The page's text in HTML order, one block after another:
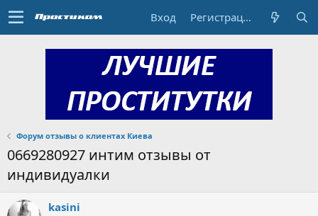
Вход Регистрация
Форум отзывы о клиентах Киева
0669280927 интим отзывы от
индивидуалки
kasini